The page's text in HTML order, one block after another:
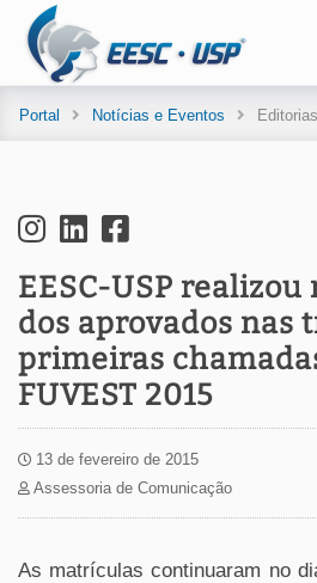
Portal Notícias e Eventos Editorias
EESC-USP
dos aprovados nas
primeiras
FUVEST 2015
13 de fevereiro de 2015
Assessoria de Comunicação
As matrículas continuaram no